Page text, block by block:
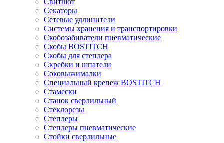
Секаторы
Сетевые удлинители
Системы хранения и транспортировки
Скобозабиватели пневматические
Скобы BOSTITCH
Скобы для степлера
Скребки и шпатели
Соковыжималки
Специальный крепеж BOSTITCH
Стамески
Станок сверлильный
Стеклорезы
Степлеры
Степлеры пневматические
Стойки сверлильные